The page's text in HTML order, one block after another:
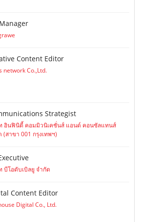
Content Editor
network Co.,Ltd.
Strategist
อินฟินิตี้ คอมมิวนิเคชั่นส์ แอนด์ คอนซัลแทนส์
(สาขา 001 กรุงเทพฯ)
บีโอดับเบิลยู จำกัด
Content Editor
Digital Co., Ltd.